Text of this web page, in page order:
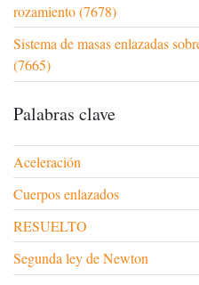
rozamiento (7678)
Sistema de masas enlazadas
(7665)
Palabras clave
Aceleración
Cuerpos enlazados
RESUELTO
Segunda ley de Newton